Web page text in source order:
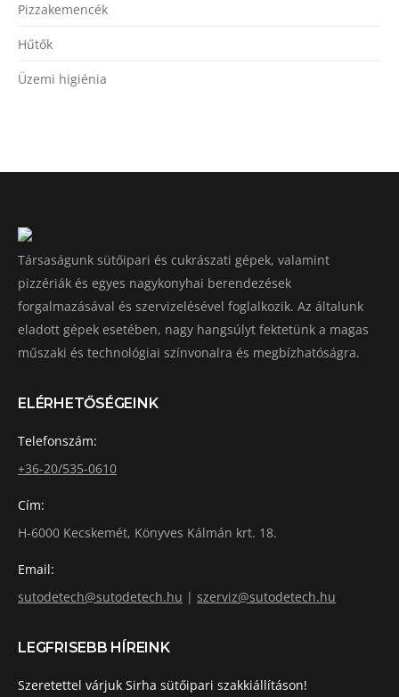
Pizzakemencék
Hűtők
Üzemi higiénia
Társaságunk sütőipari és cukrászati gépek, valamint
pizzériák és egyes nagykonyhai berendezések
forgalmazásával és szervizelésével foglalkozik. Az általunk
eladott gépek esetében, nagy hangsúlyt fektetünk a magas
műszaki és technológiai színvonalra és megbízhatóságra.
ELÉRHETŐSÉGEINK
Telefonszám:
+36-20/535-0610
Cím:
H-6000 Kecskemét, Könyves Kálmán krt. 18.
Email:
sutodetech@sutodetech.hu | szerviz@sutodetech.hu
LEGFRISEBB HÍREINK
Szeretettel várjuk Sirha sütőipari szakkiállításon!